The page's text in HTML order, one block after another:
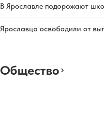
В Ярославле подорожают
Ярославца освободили от
Общество